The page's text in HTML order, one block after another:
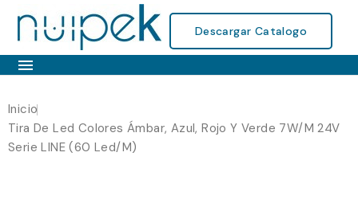
Descargar Catalogo

Inicio
Tira De Led Colores Ámbar, Azul, Rojo Y Verde 7W/m 24V
Serie LINE (60 Led/m)